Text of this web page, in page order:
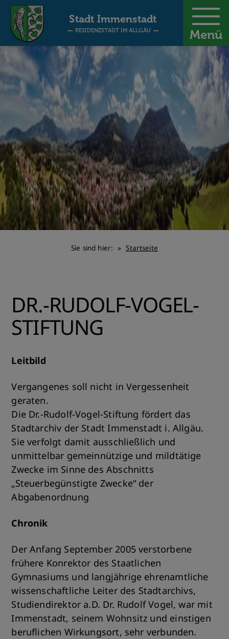
Menü
Stadt Immenstadt
RESIDENZSTADT IM ALLGÄU
Sie sind hier: Startseite
DR.-RUDOLF-VOGEL-
STIFTUNG
Leitbild
Vergangenes soll nicht in Vergessenheit
geraten.
Die Dr.-Rudolf-Vogel-Stiftung fördert das
Stadtarchiv der Stadt Immenstadt i. Allgäu.
Sie verfolgt damit ausschließlich und
unmittelbar gemeinnützige und mildtätige
Zwecke im Sinne des Abschnitts
„Steuerbegünstigte Zwecke“ der
Abgabenordnung
Chronik
Der Anfang September 2005 verstorbene
frühere Konrektor des Staatlichen
Gymnasiums und langjährige ehrenamtliche
wissenschaftliche Leiter des Stadtarchivs,
Studiendirektor a.D. Dr. Rudolf Vogel, war mit
Immenstadt, seinem Wohnsitz und einstigen
beruflichen Wirkungsort, sehr verbunden.